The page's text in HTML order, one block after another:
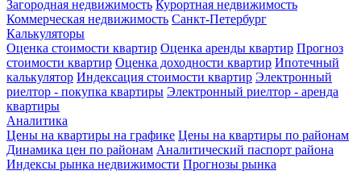
Загородная недвижимость Курортная недвижимость
Коммерческая недвижимость Санкт-Петербург
Калькуляторы
Оценка стоимости квартир Оценка аренды квартир Прогноз
стоимости квартир Оценка доходности квартир Ипотечный
калькулятор Индексация стоимости квартир Электронный
риелтор - покупка квартиры Электронный риелтор - аренда
квартиры
Аналитика
Цены на квартиры на графике Цены на квартиры по районам
Динамика цен по районам Аналитический паспорт района
Индексы рынка недвижимости Прогнозы рынка